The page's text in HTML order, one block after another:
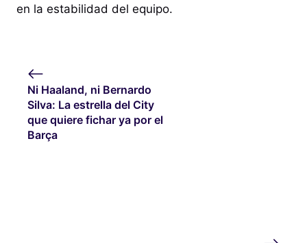
en la estabilidad del equipo.
Ni Haaland, ni Bernardo
Silva: La estrella del City
que quiere fichar ya por el
Barça